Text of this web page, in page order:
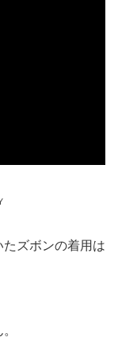
ズボンの着用は